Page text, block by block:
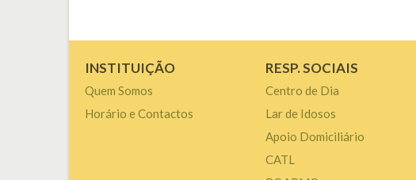
INSTITUIÇÃO
Quem Somos
Horário e Contactos
RESP. SOCIAIS
Centro de Dia
Lar de Idosos
Apoio Domiciliário
CATL